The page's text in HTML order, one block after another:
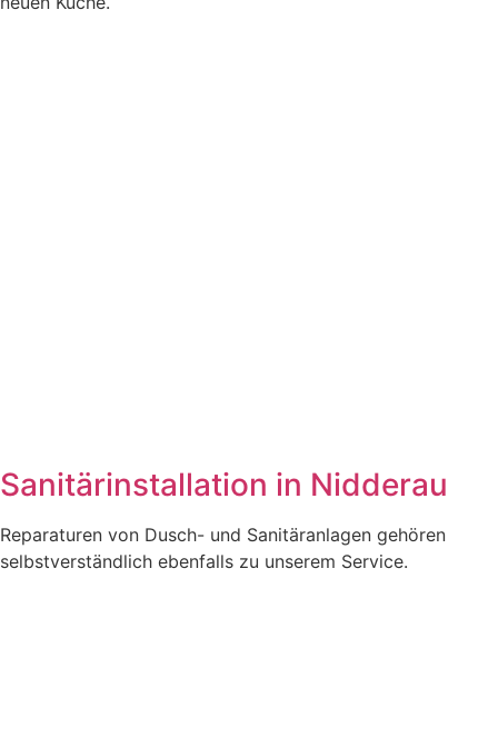
Sanitärinstallation in Nidderau
Reparaturen von Dusch- und Sanitäranlagen gehören
selbstverständlich ebenfalls zu unserem Service.